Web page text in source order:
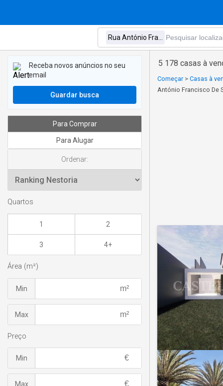
5 178 casas à
Começar > Casas à
António Francisco De
Receba novos anúncios no seu
email
Guardar busca
Para Comprar
Para Alugar
Ordenar:
Quartos
1 2
3 4+
Área (m²)
Min
Max
Preço
Min
Max